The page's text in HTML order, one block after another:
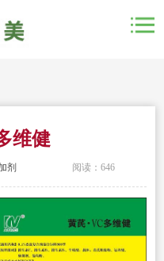
维健
剂 阅读：646